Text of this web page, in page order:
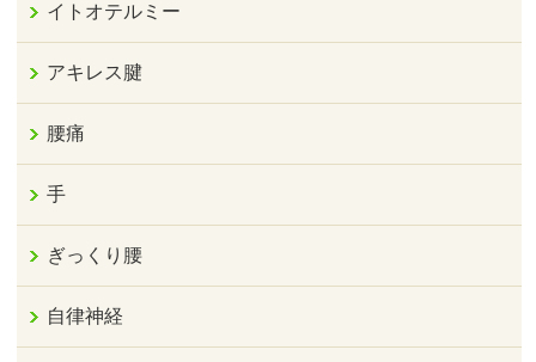
イトオテルミー
アキレス腱
腰痛
手
ぎっくり腰
自律神経